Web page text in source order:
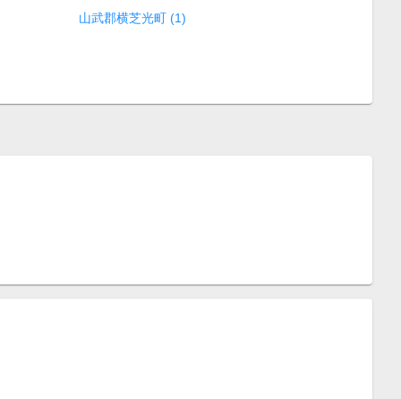
山武郡横芝光町 (1)